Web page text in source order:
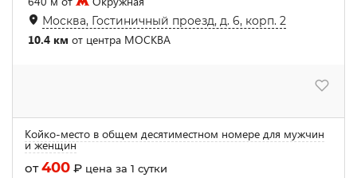
Москва, Гостиничный проезд, д. 6, корп. 2
10.4 км от центра МОСКВА
Койко-место в общем десятиместном номере для мужчин
и женщин
от400 ₽ цена за 1 сутки